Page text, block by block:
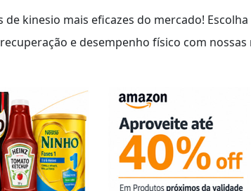
de kinesio mais eficazes do mercado!
e desempenho físico com